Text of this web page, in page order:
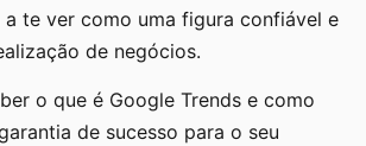
a te ver como uma figura confiável e
de negócios.
o que é Google Trends e como
de sucesso para o seu